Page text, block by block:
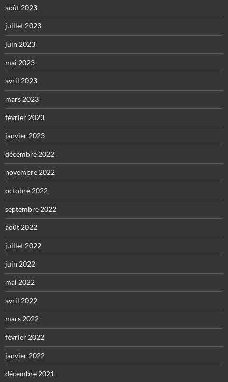
août 2023
juillet 2023
juin 2023
mai 2023
avril 2023
mars 2023
février 2023
janvier 2023
décembre 2022
novembre 2022
octobre 2022
septembre 2022
août 2022
juillet 2022
juin 2022
mai 2022
avril 2022
mars 2022
février 2022
janvier 2022
décembre 2021